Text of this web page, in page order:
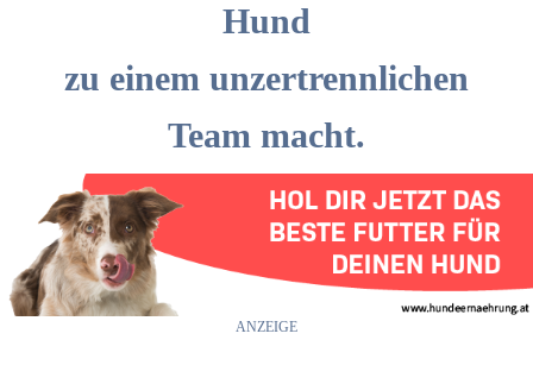
Hund
zu einem unzertrennlichen
Team macht.
ANZEIGE